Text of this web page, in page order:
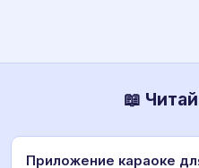
📖
Приложение караоке